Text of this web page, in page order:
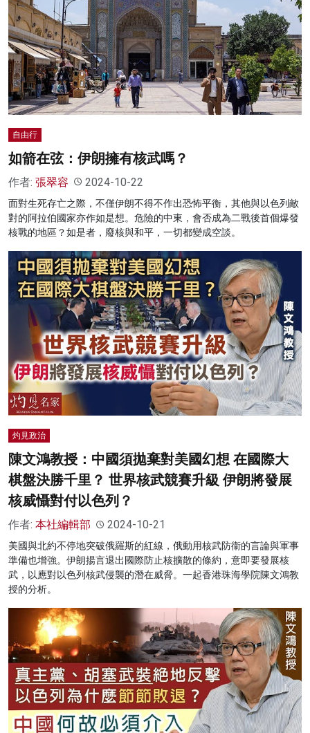
自由行
如箭在弦：伊朗擁有核武嗎？
作者: 張翠容 2024-10-22
面對生死存亡之際，不僅伊朗不得不作出恐怖平衡，其他與以色列敵
對的阿拉伯國家亦作如是想。危險的中東，會否成為二戰後首個爆發
核戰的地區？如是者，廢核與和平，一切都變成空談。
灼見政治
陳文鴻教授：中國須拋棄對美國幻想 在國際大
棋盤決勝千里？ 世界核武競賽升級 伊朗將發展
核威懾對付以色列？
作者: 本社編輯部 2024-10-21
美國與北約不停地突破俄羅斯的紅線，俄動用核武防衞的言論與軍事
準備也增強。伊朗揚言退出國際防止核擴散的條約，意即要發展核
武，以應對以色列核武侵襲的潛在威脅。一起香港珠海學院陳文鴻教
授的分析。